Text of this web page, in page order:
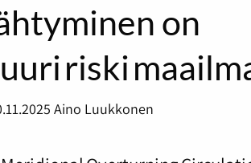
on
riski
Aino Luukkonen